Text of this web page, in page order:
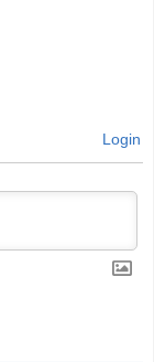
Login